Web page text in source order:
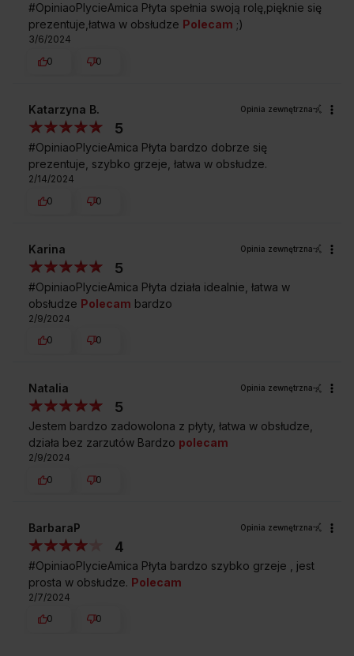
#OpiniaoPlycieAmica Płyta spełnia swoją rolę,pięknie się
prezentuje,łatwa w obsłudze Polecam ;)
3/6/2024
0
0
Katarzyna B. Opinia zewnętrzna
5
#OpiniaoPlycieAmica Płyta bardzo dobrze się
prezentuje, szybko grzeje, łatwa w obsłudze.
2/14/2024
0
0
Karina Opinia zewnętrzna
5
#OpiniaoPlycieAmica Płyta działa idealnie, łatwa w
obsłudze Polecam bardzo
2/9/2024
0
0
Natalia Opinia zewnętrzna
5
Jestem bardzo zadowolona z płyty, łatwa w obsłudze,
działa bez zarzutów Bardzo polecam
2/9/2024
0
0
BarbaraP Opinia zewnętrzna
4
#OpiniaoPlycieAmica Płyta bardzo szybko grzeje , jest
prosta w obsłudze. Polecam
2/7/2024
0
0